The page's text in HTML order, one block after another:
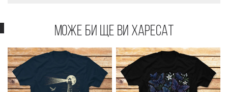
Може би ще ви харесат